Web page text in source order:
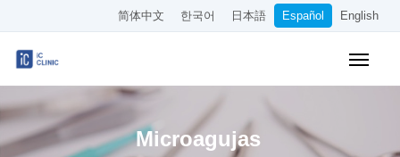
简体中文 한국어 日本語 Español English
Microagujas
Tratamientos Estéticos